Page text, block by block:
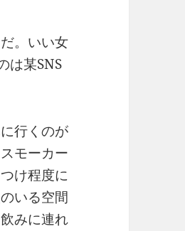
。いい女
は某SNS
行くのが
モーカー
け程度に
いる空間
みに連れ